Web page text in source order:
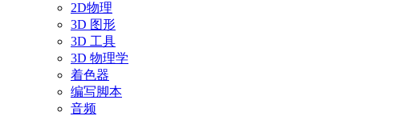
2D物理
3D 图形
3D 工具
3D 物理学
着色器
编写脚本
音频